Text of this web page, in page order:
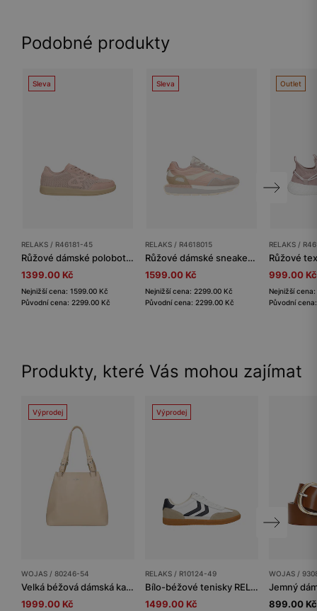
Podobné produkty
Sleva
RELAKS / R46181-45
Růžové dámské polobotky z pleteného materiálu RELAKS
1399.00 Kč
Nejnižší cena: 1599.00 Kč
Původní cena: 2299.00 Kč
Sleva
RELAKS / R4618015
Růžové dámské sneakers RELAKS
1599.00 Kč
Nejnižší cena: 2299.00 Kč
Původní cena: 2299.00 Kč
Outlet
RELAKS /
999.00 Kč
Nejnižší
Původní
Produkty, které Vás mohou zajímat
Výprodej
WOJAS / 80246-54
Velká béžová dámská kabelka z lícové kůže
1999.00 Kč
Výprodej
RELAKS / R10124-49
Bílo-béžové tenisky RELAKS
1499.00 Kč
WOJAS /
899.00 Kč